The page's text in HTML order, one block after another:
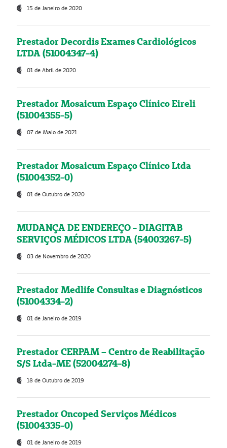
15 de Janeiro de 2020
Prestador Decordis Exames Cardiológicos
LTDA (51004347-4)
01 de Abril de 2020
Prestador Mosaicum Espaço Clínico Eireli
(51004355-5)
07 de Maio de 2021
Prestador Mosaicum Espaço Clínico Ltda
(51004352-0)
01 de Outubro de 2020
MUDANÇA DE ENDEREÇO - DIAGITAB
SERVIÇOS MÉDICOS LTDA (54003267-5)
03 de Novembro de 2020
Prestador Medlife Consultas e Diagnósticos
(51004334-2)
01 de Janeiro de 2019
Prestador CERPAM – Centro de Reabilitação
S/S Ltda-ME (52004274-8)
18 de Outubro de 2019
Prestador Oncoped Serviços Médicos
(51004335-0)
01 de Janeiro de 2019